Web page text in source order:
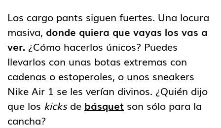
Los cargo pants siguen fuertes. Una locura
masiva, donde quiera que vayas los vas a
ver. ¿Cómo hacerlos únicos? Puedes
llevarlos con unas botas extremas con
cadenas o estoperoles, o unos sneakers
Nike Air 1 se les verían divinos. ¿Quién dijo
que los kicksde básquet son sólo para la
cancha?